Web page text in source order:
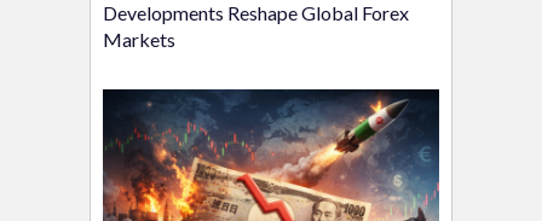
Developments Reshape Global Forex
Markets